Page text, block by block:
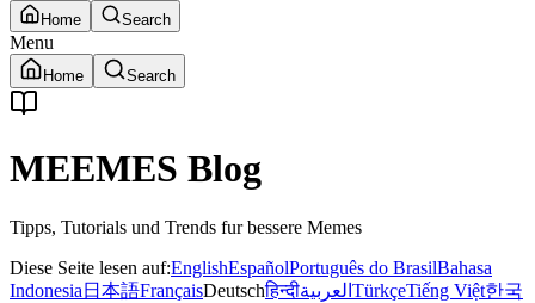
Home Search
Menu
Home Search
MEEMES Blog
Tipps, Tutorials und Trends fur bessere Memes
Diese Seite lesen auf:EnglishEspañolPortuguês do BrasilBahasa
Indonesia 日本語FrançaisDeutschहिन्दीالعربية TürkçeTiếng Việt한국